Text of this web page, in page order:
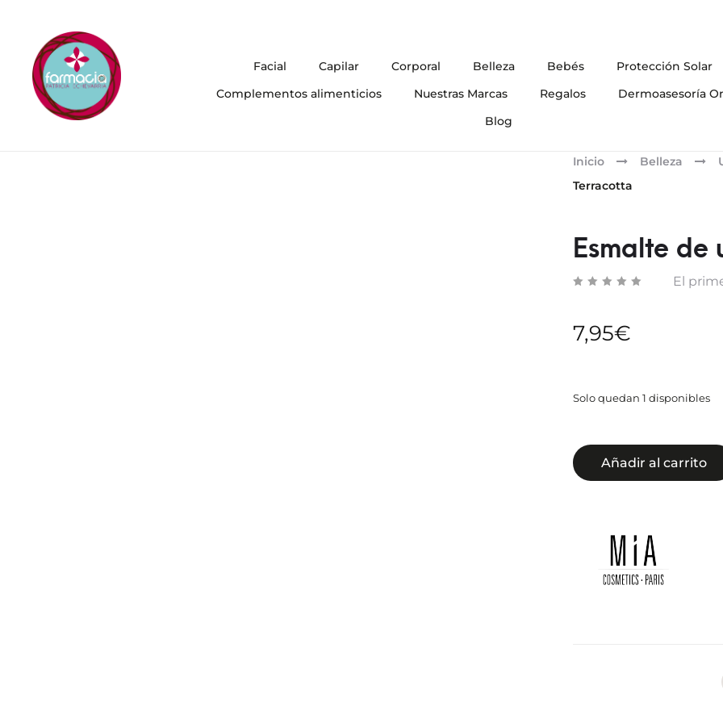
Facial Capilar Corporal Belleza Bebés
Protección Solar
Complementos alimenticios
Nuestras Marcas Regalos
Dermoasesoría
Blog
Inicio Belleza
Terracotta
Esmalte de
El
7,95€
Solo quedan 1 disponibles
Añadir al carrito